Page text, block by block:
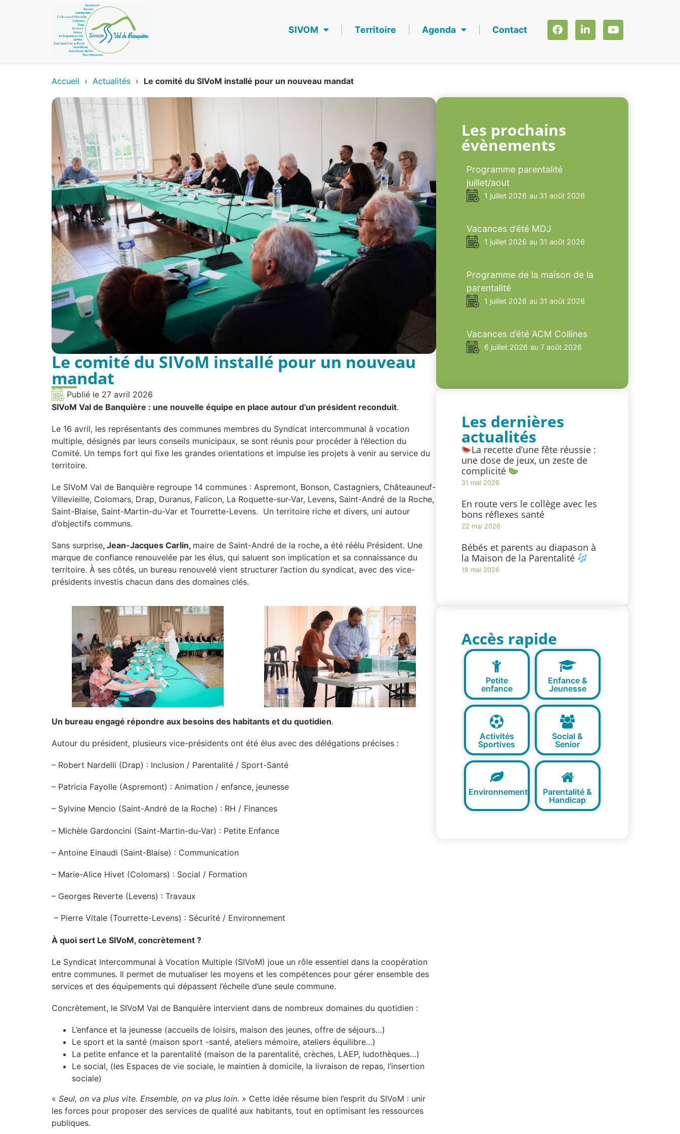
SIVOM Territoire Agenda Contact
Accueil › Actualités › Le comité du SIVoM installé pour un nouveau mandat
Le comité du SIVoM installé pour un nouveau
mandat
Publié le 27 avril 2026
SIVoM Val de Banquière : une nouvelle équipe en place autour d’un président reconduit.
Le 16 avril, les représentants des communes membres du Syndicat intercommunal à vocation
multiple, désignés par leurs conseils municipaux, se sont réunis pour procéder à l’élection du
Comité. Un temps fort qui fixe les grandes orientations et impulse les projets à venir au service du
territoire.
Le SIVoM Val de Banquière regroupe 14 communes : Aspremont, Bonson, Castagniers, Châteauneuf-
Villevieille, Colomars, Drap, Duranus, Falicon, La Roquette-sur-Var, Levens, Saint-André de la Roche,
Saint-Blaise, Saint-Martin-du-Var et Tourrette-Levens. Un territoire riche et divers, uni autour
d’objectifs communs.
Sans surprise, Jean-Jacques Carlin, maire de Saint-André de la roche, a été réélu Président. Une
marque de confiance renouvelée par les élus, qui saluent son implication et sa connaissance du
territoire. À ses côtés, un bureau renouvelé vient structurer l’action du syndicat, avec des vice-
présidents investis chacun dans des domaines clés.
Un bureau engagé répondre aux besoins des habitants et du quotidien.
Autour du président, plusieurs vice-présidents ont été élus avec des délégations précises :
– Robert Nardelli (Drap) : Inclusion / Parentalité / Sport-Santé
– Patricia Fayolle (Aspremont) : Animation / enfance, jeunesse
– Sylvine Mencio (Saint-André de la Roche) : RH / Finances
– Michèle Gardoncini (Saint-Martin-du-Var) : Petite Enfance
– Antoine Einaudi (Saint-Blaise) : Communication
– Marie-Alice Hivet (Colomars) : Social / Formation
– Georges Reverte (Levens) : Travaux
– Pierre Vitale (Tourrette-Levens) : Sécurité / Environnement
À quoi sert Le SIVoM, concrètement ?
Le Syndicat Intercommunal à Vocation Multiple (SIVoM) joue un rôle essentiel dans la coopération
entre communes. Il permet de mutualiser les moyens et les compétences pour gérer ensemble des
services et des équipements qui dépassent l’échelle d’une seule commune.
Concrètement, le SIVoM Val de Banquière intervient dans de nombreux domaines du quotidien :
L’enfance et la jeunesse (accueils de loisirs, maison des jeunes, offre de séjours…)
Le sport et la santé (maison sport -santé, ateliers mémoire, ateliers équilibre…)
La petite enfance et la parentalité (maison de la parentalité, crèches, LAEP, ludothèques…)
Le social, (les Espaces de vie sociale, le maintien à domicile, la livraison de repas, l’insertion
sociale)
« Seul, on va plus vite. Ensemble, on va plus loin. » Cette idée résume bien l’esprit du SIVoM : unir
les forces pour proposer des services de qualité aux habitants, tout en optimisant les ressources
publiques.
Les prochains
évènements
Programme parentalité
juillet/aout
1 juillet 2026 au 31 août 2026
Vacances d’été MDJ
1 juillet 2026 au 31 août 2026
Programme de la maison de la
parentalité
1 juillet 2026 au 31 août 2026
Vacances d’été ACM Collines
6 juillet 2026 au 7 août 2026
Les dernières
actualités
La recette d’une fête réussie :
une dose de jeux, un zeste de
complicité
31 mai 2026
En route vers le collège avec les
bons réflexes santé
22 mai 2026
Bébés et parents au diapason à
la Maison de la Parentalité
18 mai 2026
Accès rapide
Petite
enfance
Enfance &
Jeunesse
Activités
Sportives
Social &
Senior
Environnement
Parentalité &
Handicap